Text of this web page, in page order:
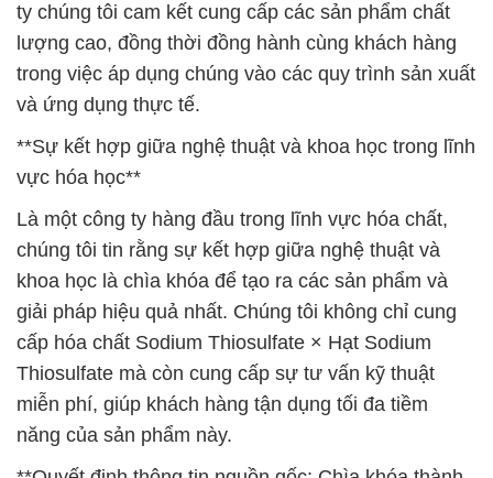
ty chúng tôi cam kết cung cấp các sản phẩm chất
lượng cao, đồng thời đồng hành cùng khách hàng
trong việc áp dụng chúng vào các quy trình sản xuất
và ứng dụng thực tế.
**Sự kết hợp giữa nghệ thuật và khoa học trong lĩnh
vực hóa học**
Là một công ty hàng đầu trong lĩnh vực hóa chất,
chúng tôi tin rằng sự kết hợp giữa nghệ thuật và
khoa học là chìa khóa để tạo ra các sản phẩm và
giải pháp hiệu quả nhất. Chúng tôi không chỉ cung
cấp hóa chất Sodium Thiosulfate × Hạt Sodium
Thiosulfate mà còn cung cấp sự tư vấn kỹ thuật
miễn phí, giúp khách hàng tận dụng tối đa tiềm
năng của sản phẩm này.